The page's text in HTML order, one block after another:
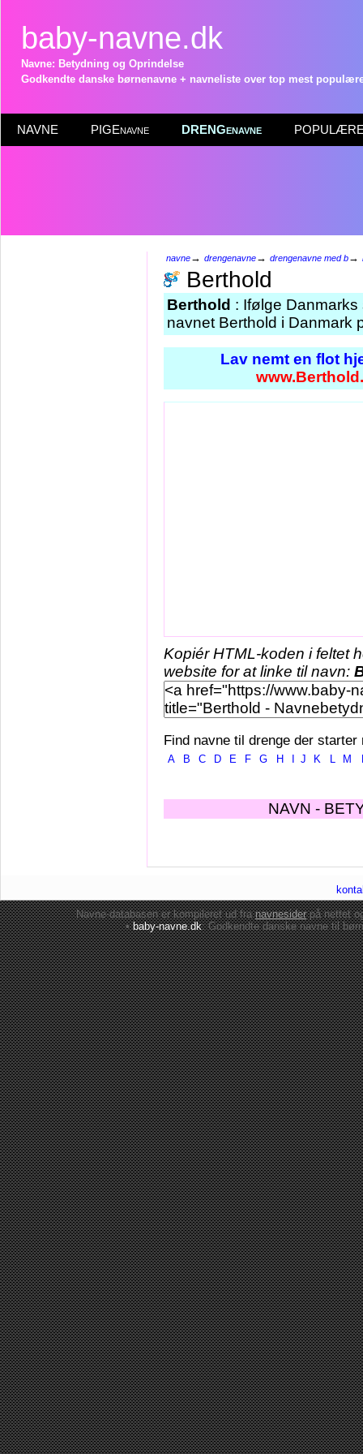
baby-navne.dk
Navne: Betydning og Oprindelse
Godkendte danske børnenavne + navneliste over top mest
NAVNE PIGEnavne DRENGenavne POPULÆRE
navne→ drengenavne→ drengenavne med b→
Berthold
Berthold : Ifølge
navnet Berthold i Danmark
Lav nemt en flot
Kopiér HTML-koden i feltet
website for at linke til navn:
Find navne til drenge der starter
A B C D E F G H J K L M
NAVN -
Navne-databasen er kompileret ud franavnesiderpå nettet
•baby-navne.dk: Godkendte danskenavne til børn